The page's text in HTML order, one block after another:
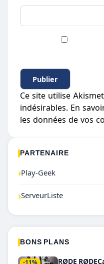
Ce site utilise
indésirables. En
les données de vos
PARTENAIRE
›Play-Geek
›ServeurListe
BONS PLANS
-11%
RØDE